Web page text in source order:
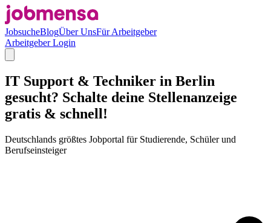
JobsucheBlogÜber UnsFür Arbeitgeber
Arbeitgeber Login
IT Support & Techniker in Berlin
gesucht? Schalte deine Stellenanzeige
gratis & schnell!
Deutschlands größtes Jobportal für Studierende, Schüler und
Berufseinsteiger